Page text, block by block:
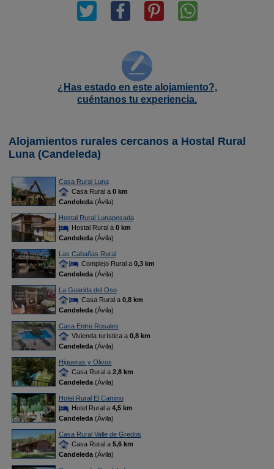
¿Has estado en este alojamiento?,
cuéntanos tu experiencia.
Alojamientos rurales cercanos a Hostal Rural
Luna (Candeleda)
Casa Rural Luna
Casa Rural a 0 km
Candeleda(Ávila)
Hostal Rural Lunaposada
Hostal Rural a 0 km
Candeleda(Ávila)
Las Cabañas Rural
Complejo Rural a 0,3 km
Candeleda(Ávila)
La Guarida del Oso
Casa Rural a 0,8 km
Candeleda(Ávila)
Casa Entre Rosales
Vivienda turística a 0,8 km
Candeleda(Ávila)
Higueras y Olivos
Casa Rural a 2,8 km
Candeleda(Ávila)
Hotel Rural El Camino
Hotel Rural a 4,5 km
Candeleda(Ávila)
Casa Rural Valle de Gredos
Casa Rural a 5,6 km
Candeleda(Ávila)